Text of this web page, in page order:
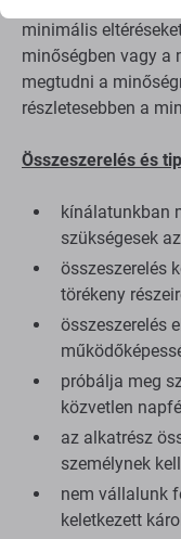
minimális
minőségben vagy a
megtudni a
részletesebben a
Összeszerelés és
kínálatunkban
szükségesek
összeszerelés
törékeny
összeszerelés
próbálja meg
közvetlen
az alkatrész
személynek
nem vállalunk
keletkezett